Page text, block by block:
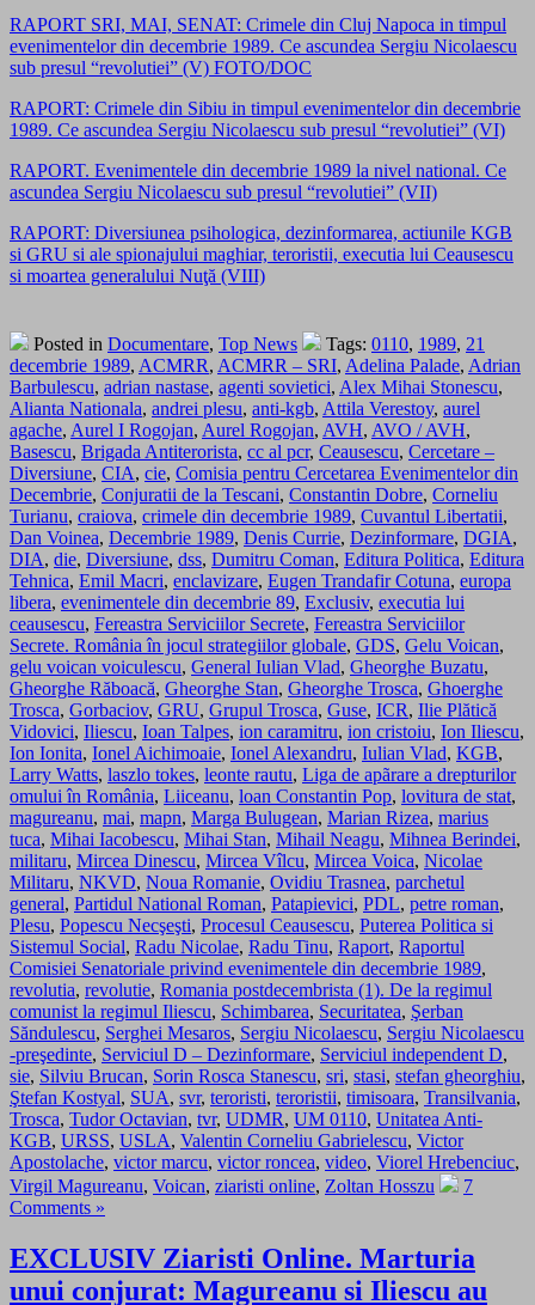
RAPORT SRI, MAI, SENAT: Crimele din Cluj Napoca in timpul
evenimentelor din decembrie 1989. Ce ascundea Sergiu Nicolaescu
sub presul “revolutiei” (V) FOTO/DOC
RAPORT: Crimele din Sibiu in timpul evenimentelor din decembrie
1989. Ce ascundea Sergiu Nicolaescu sub presul “revolutiei” (VI)
RAPORT. Evenimentele din decembrie 1989 la nivel national. Ce
ascundea Sergiu Nicolaescu sub presul “revolutiei” (VII)
RAPORT: Diversiunea psihologica, dezinformarea, actiunile KGB
si GRU si ale spionajului maghiar, teroristii, executia lui Ceausescu
si moartea generalului Nuţă (VIII)
Posted in Documentare, Top News Tags: 0110, 1989, 21
decembrie 1989, ACMRR, ACMRR – SRI, Adelina Palade, Adrian
Barbulescu, adrian nastase, agenti sovietici, Alex Mihai Stonescu,
Alianta Nationala, andrei plesu, anti-kgb, Attila Verestoy, aurel
agache, Aurel I Rogojan, Aurel Rogojan, AVH, AVO / AVH,
Basescu, Brigada Antiterorista, cc al pcr, Ceausescu, Cercetare –
Diversiune, CIA, cie, Comisia pentru Cercetarea Evenimentelor din
Decembrie, Conjuratii de la Tescani, Constantin Dobre, Corneliu
Turianu, craiova, crimele din decembrie 1989, Cuvantul Libertatii,
Dan Voinea, Decembrie 1989, Denis Currie, Dezinformare, DGIA,
DIA, die, Diversiune, dss, Dumitru Coman, Editura Politica, Editura
Tehnica, Emil Macri, enclavizare, Eugen Trandafir Cotuna, europa
libera, evenimentele din decembrie 89, Exclusiv, executia lui
ceausescu, Fereastra Serviciilor Secrete, Fereastra Serviciilor
Secrete. România în jocul strategiilor globale, GDS, Gelu Voican,
gelu voican voiculescu, General Iulian Vlad, Gheorghe Buzatu,
Gheorghe Răboacă, Gheorghe Stan, Gheorghe Trosca, Ghoerghe
Trosca, Gorbaciov, GRU, Grupul Trosca, Guse, ICR, Ilie Plătică
Vidovici, Iliescu, Ioan Talpes, ion caramitru, ion cristoiu, Ion Iliescu,
Ion Ionita, Ionel Aichimoaie, Ionel Alexandru, Iulian Vlad, KGB,
Larry Watts, laszlo tokes, leonte rautu, Liga de apãrare a drepturilor
omului în România, Liiceanu, loan Constantin Pop, lovitura de stat,
magureanu, mai, mapn, Marga Bulugean, Marian Rizea, marius
tuca, Mihai Iacobescu, Mihai Stan, Mihail Neagu, Mihnea Berindei,
militaru, Mircea Dinescu, Mircea Vîlcu, Mircea Voica, Nicolae
Militaru, NKVD, Noua Romanie, Ovidiu Trasnea, parchetul
general, Partidul National Roman, Patapievici, PDL, petre roman,
Plesu, Popescu Necşeşti, Procesul Ceausescu, Puterea Politica si
Sistemul Social, Radu Nicolae, Radu Tinu, Raport, Raportul
Comisiei Senatoriale privind evenimentele din decembrie 1989,
revolutia, revolutie, Romania postdecembrista (1). De la regimul
comunist la regimul Iliescu, Schimbarea, Securitatea, Şerban
Săndulescu, Serghei Mesaros, Sergiu Nicolaescu, Sergiu Nicolaescu
-preşedinte, Serviciul D – Dezinformare, Serviciul independent D,
sie, Silviu Brucan, Sorin Rosca Stanescu, sri, stasi, stefan gheorghiu,
Ştefan Kostyal, SUA, svr, teroristi, teroristii, timisoara, Transilvania,
Trosca, Tudor Octavian, tvr, UDMR, UM 0110, Unitatea Anti-
KGB, URSS, USLA, Valentin Corneliu Gabrielescu, Victor
Apostolache, victor marcu, victor roncea, video, Viorel Hrebenciuc,
Virgil Magureanu, Voican, ziaristi online, Zoltan Hosszu
7
Comments »
EXCLUSIV Ziaristi Online. Marturia
unui conjurat: Magureanu si Iliescu au